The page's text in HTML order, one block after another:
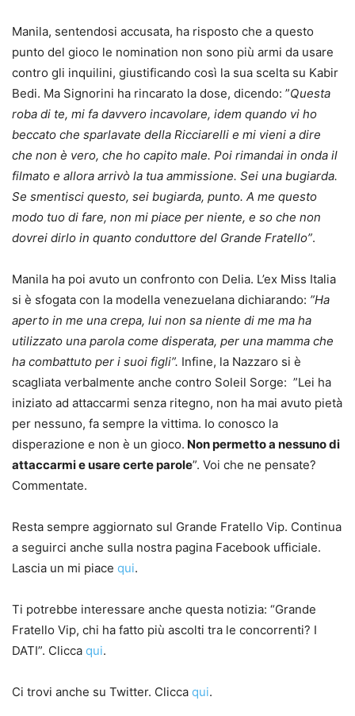
Manila, sentendosi accusata, ha risposto che a questo
punto del gioco le nomination non sono più armi da usare
contro gli inquilini, giustificando così la sua scelta su Kabir
Bedi. Ma Signorini ha rincarato la dose, dicendo: ”Questa
roba di te, mi fa davvero incavolare, idem quando vi ho
beccato che sparlavate della Ricciarelli e mi vieni a dire
che non è vero, che ho capito male. Poi rimandai in onda il
filmato e allora arrivò la tua ammissione. Sei una bugiarda.
Se smentisci questo, sei bugiarda, punto. A me questo
modo tuo di fare, non mi piace per niente, e so che non
dovrei dirlo in quanto conduttore del Grande Fratello”.
Manila ha poi avuto un confronto con Delia. L’ex Miss Italia
si è sfogata con la modella venezuelana dichiarando: ”Ha
aperto in me una crepa, lui non sa niente di me ma ha
utilizzato una parola come disperata, per una mamma che
ha combattuto per i suoi figli”. Infine, la Nazzaro si è
scagliata verbalmente anche contro Soleil Sorge: ”Lei ha
iniziato ad attaccarmi senza ritegno, non ha mai avuto pietà
per nessuno, fa sempre la vittima. Io conosco la
disperazione e non è un gioco. Non permetto a nessuno di
attaccarmi e usare certe parole”. Voi che ne pensate?
Commentate.
Resta sempre aggiornato sul Grande Fratello Vip. Continua
a seguirci anche sulla nostra pagina Facebook ufficiale.
Lascia un mi piace qui.
Ti potrebbe interessare anche questa notizia: “Grande
Fratello Vip, chi ha fatto più ascolti tra le concorrenti? I
DATI”. Clicca qui.
Ci trovi anche su Twitter. Clicca qui.